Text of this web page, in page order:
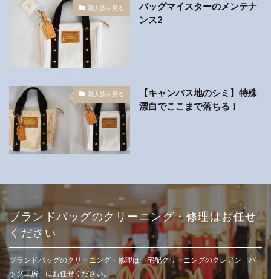
職人技を見る
バッグマイスターのメンテナ
ンス2
職人技を見る
【キャンバス地のシミ】特殊
漂白でここまで落ちる！
ブランドバッグのクリーニング・修理はお任せ
ください
ブランドバッグのクリーニング・修理は、宅配クリーニングのクレアン「バ
ッグ工房」にお任せください。